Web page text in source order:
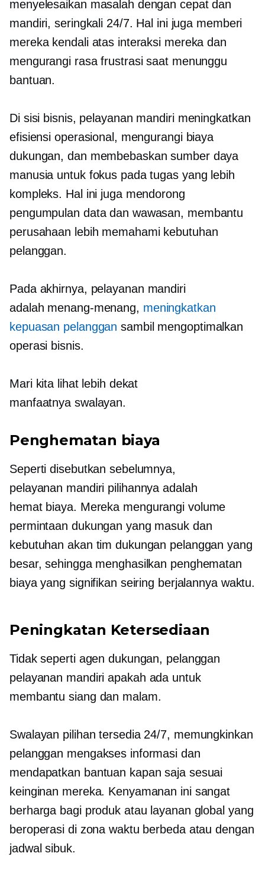
menyelesaikan masalah dengan cepat dan
mandiri, seringkali 24/7. Hal ini juga memberi
mereka kendali atas interaksi mereka dan
mengurangi rasa frustrasi saat menunggu
bantuan.
Di sisi bisnis, pelayanan mandirimeningkatkan
efisiensi operasional, mengurangi biaya
dukungan, dan membebaskan sumber daya
manusia untuk fokus pada tugas yang lebih
kompleks. Hal ini juga mendorong
pengumpulan data dan wawasan, membantu
perusahaan lebih memahami kebutuhan
pelanggan.
Pada akhirnya, pelayanan mandiri
adalah menang-menang, meningkatkan
kepuasan pelanggan sambil mengoptimalkan
operasi bisnis.
Mari kita lihat lebih dekat
manfaatnya swalayan.
Penghematan biaya
Seperti disebutkan sebelumnya,
pelayanan mandiri pilihannya adalah
hemat biaya. Mereka mengurangi volume
permintaan dukungan yang masuk dan
kebutuhan akan tim dukungan pelanggan yang
besar, sehingga menghasilkan penghematan
biaya yang signifikan seiring berjalannya waktu.
Peningkatan Ketersediaan
Tidak seperti agen dukungan, pelanggan
pelayanan mandiri apakah ada untuk
membantu siang dan malam.
Swalayan pilihan tersedia 24/7, memungkinkan
pelanggan mengakses informasi dan
mendapatkan bantuan kapan saja sesuai
keinginan mereka. Kenyamanan ini sangat
berharga bagi produk atau layanan global yang
beroperasi di zona waktu berbeda atau dengan
jadwal sibuk.